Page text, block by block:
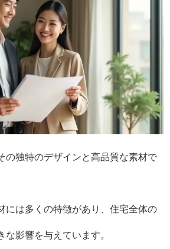
の独特のデザインと高品質な素材で
には多くの特徴があり、住宅全体の
な影響を与えています。